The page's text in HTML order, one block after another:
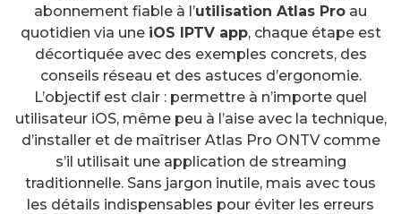
abonnement fiable à l’utilisation Atlas Pro au
quotidien via une iOS IPTV app, chaque étape est
décortiquée avec des exemples concrets, des
conseils réseau et des astuces d’ergonomie.
L’objectif est clair : permettre à n’importe quel
utilisateur iOS, même peu à l’aise avec la technique,
d’installer et de maîtriser Atlas Pro ONTV comme
s’il utilisait une application de streaming
traditionnelle. Sans jargon inutile, mais avec tous
les détails indispensables pour éviter les erreurs